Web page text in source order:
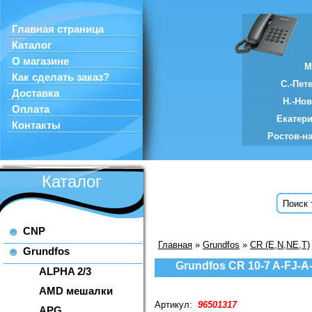
Главная страница
Каталог
О магазине
Как сделать заказ?
Доставка
Оплата
Контакты
С.-
Н.-
Ростов-
Каталог
CNP
Grundfos
ALPHA 2/3
AMD мешалки
Главная » Grundfos » CR (E,N,NE,T)
Grundfos CR 10-7 A-FJ-
Артикул: 96501317